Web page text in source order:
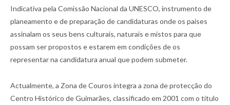
Indicativa pela Comissão Nacional da UNESCO, instrumento de
planeamento e de preparação de candidaturas onde os países
assinalam os seus bens culturais, naturais e mistos para que
possam ser propostos e estarem em condições de os
representar na candidatura anual que podem submeter.
Actualmente, a Zona de Couros integra a zona de protecção do
Centro Histórico de Guimarães, classificado em 2001 com o título